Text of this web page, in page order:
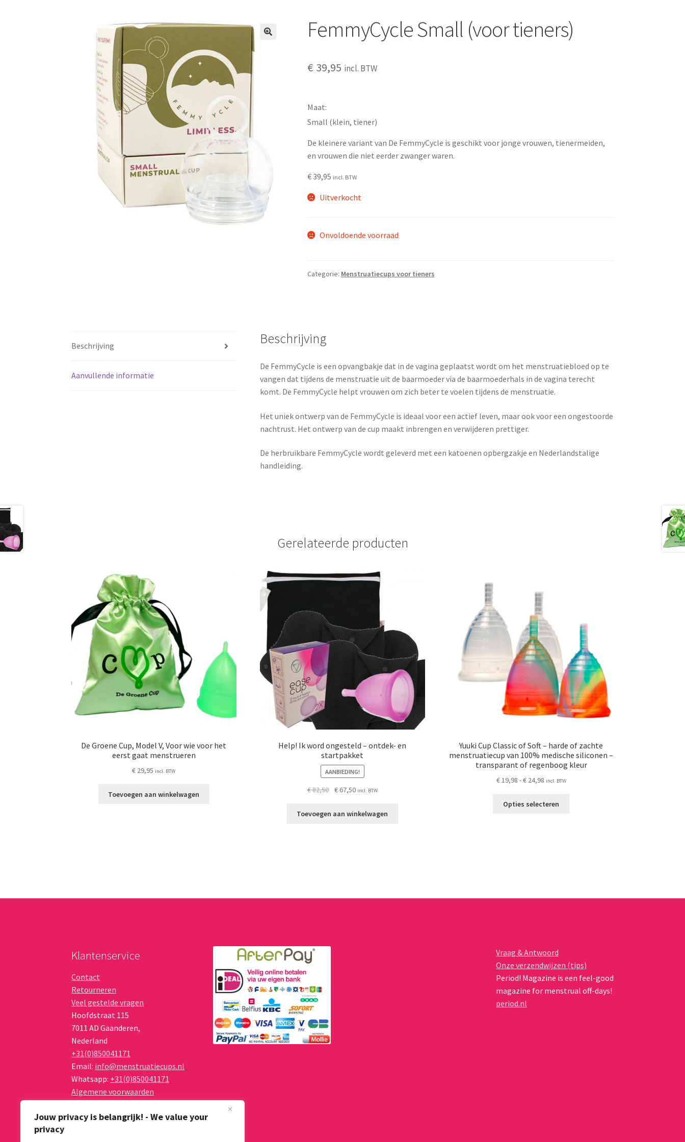
Jouw privacy is belangrijk! - We value your
privacy
FemmyCycle Small (voor tieners)
€ 39,95 incl. BTW
Maat
Small (klein, tiener)
De kleinere variant van De FemmyCycle is geschikt voor jonge vrouwen, tienermeiden,
en vrouwen die niet eerder zwanger waren.
€39,95 incl. BTW
Uitverkocht
Onvoldoende voorraad
Categorie: Menstruatiecups voor tieners
Beschrijving
Aanvullende informatie
Beschrijving
De FemmyCycle is een opvangbakje dat in de vagina geplaatst wordt om het menstruatiebloed op te
vangen dat tijdens de menstruatie uit de baarmoeder via de baarmoederhals in de vagina terecht
komt. De FemmyCycle helpt vrouwen om zich beter te voelen tijdens de menstruatie.
Het uniek ontwerp van de FemmyCycle is ideaal voor een actief leven, maar ook voor een ongestoorde
nachtrust. Het ontwerp van de cup maakt inbrengen en verwijderen prettiger.
De herbruikbare FemmyCycle wordt geleverd met een katoenen opbergzakje en Nederlandstalige
handleiding.
Gerelateerde producten
De Groene Cup, Model V, Voor wie voor het
eerst gaat menstrueren
€ 29,95 incl. BTW
Toevoegen aan winkelwagen
Help! Ik word ongesteld – ontdek- en
startpakket
AANBIEDING!
€82,50
Oorspronkelijke
was:
€ 67,50Huidige
is:
incl. BTW
Toevoegen aan winkelwagen
Yuuki Cup Classic of Soft – harde of zachte
menstruatiecup van 100% medische siliconen –
transparant of regenboog kleur
€19,98 -€24,98Prijsklasse:
tot
incl. BTW
Opties selecteren
worden
Klantenservice
Contact
Retourneren
Veel gestelde vragen
Hoofdstraat 115
7011 AD Gaanderen,
Nederland
+31(0)850041171
Email: info@menstruatiecups.nl
Whatsapp: +31(0)850041171
Algemene voorwaarden
Vraag & Antwoord
Onze verzendwijzen (tips)
Period! Magazine is een feel-good
magazine for menstrual off-days!
period.nl